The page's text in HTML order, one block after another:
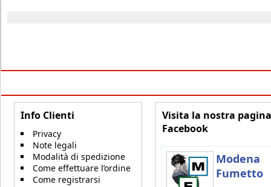
Info Clienti
Privacy
Note legali
Modalità di spedizione
Come effettuare l’ordine
Come registrarsi
Visita la nostra pagina
Facebook
Modena
Fumetto